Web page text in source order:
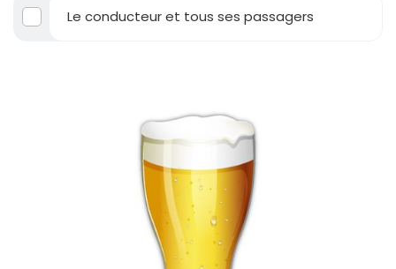
Le conducteur et tous ses passagers